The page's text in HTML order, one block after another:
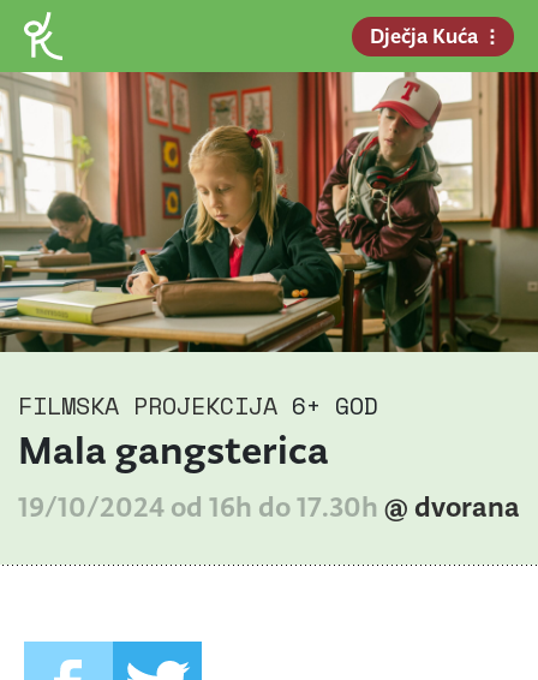
Dječja Kuća
FILMSKA PROJEKCIJA 6+ GOD
Mala gangsterica
19/10/2024 od 16h do 17.30h @ dvorana